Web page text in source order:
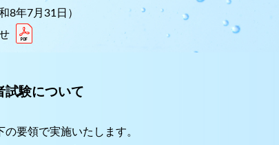
8年7月31日）
験について
要領で実施いたします。